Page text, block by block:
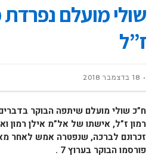
שולי מועלם נפרדת
ז”ל
18 בדצמבר 2018
ח”כ שולי מועלם שיתפה הבוקר
רמון ז”ל, אישתו של אל”מ אילן רמון
זכרונם לברכה, שנפטרה אמש לאחר
פורסמו הבוקר בערוץ 7 .